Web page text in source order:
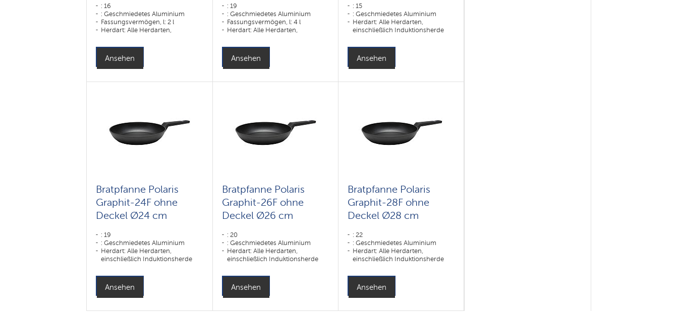
: 16
: Geschmiedetes Aluminium
Fassungsvermögen, l: 2 l
Herdart: Alle Herdarten,
Ansehen
: 19
: Geschmiedetes Aluminium
Fassungsvermögen, l: 4 l
Herdart: Alle Herdarten,
Ansehen
: 15
: Geschmiedetes Aluminium
Herdart: Alle Herdarten,
einschließlich Induktionsherde
Ansehen
Bratpfanne Polaris
Graphit-24F ohne
Deckel Ø24 cm
: 19
: Geschmiedetes Aluminium
Herdart: Alle Herdarten,
einschließlich Induktionsherde
Ansehen
Bratpfanne Polaris
Graphit-26F ohne
Deckel Ø26 cm
: 20
: Geschmiedetes Aluminium
Herdart: Alle Herdarten,
einschließlich Induktionsherde
Ansehen
Bratpfanne Polaris
Graphit-28F ohne
Deckel Ø28 cm
: 22
: Geschmiedetes Aluminium
Herdart: Alle Herdarten,
einschließlich Induktionsherde
Ansehen